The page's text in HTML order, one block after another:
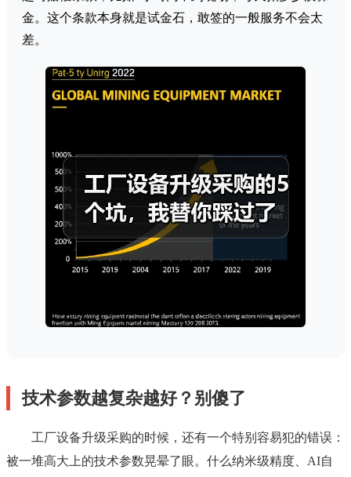
金。这个条款本身就是试金石，敢签的一般服务不会太
差。
技术参数越复杂越好？别傻了
工厂设备升级采购的时候，还有一个特别容易犯的错误：
被一堆高大上的技术参数晃晕了眼。什么纳米级精度、AI自